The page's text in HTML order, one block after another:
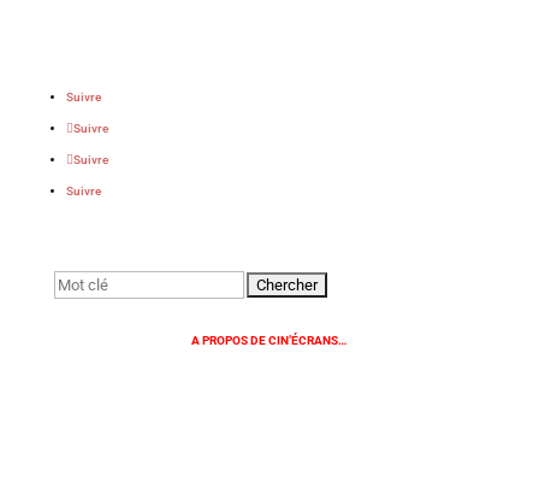
Suivre
Suivre
Suivre
Suivre
Rechercher:
A PROPOS DE CIN’ÉCRANS…